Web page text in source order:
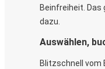
Beinfreiheit.
dazu.
Auswählen,
Blitzschnell vom